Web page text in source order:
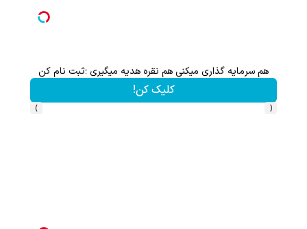
هم سرمایه گذاری میکنی هم نقره هدیه میگیری ؛ثبت نام کن
کلیک کن!
‹
›